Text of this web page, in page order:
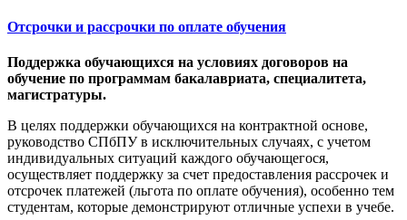
Отсрочки и рассрочки по оплате обучения
Поддержка обучающихся на условиях договоров на
обучение по программам бакалавриата, специалитета,
магистратуры.
В целях поддержки обучающихся на контрактной основе,
руководство СПбПУ в исключительных случаях, с учетом
индивидуальных ситуаций каждого обучающегося,
осуществляет поддержку за счет предоставления рассрочек и
отсрочек платежей (льгота по оплате обучения), особенно тем
студентам, которые демонстрируют отличные успехи в учебе.